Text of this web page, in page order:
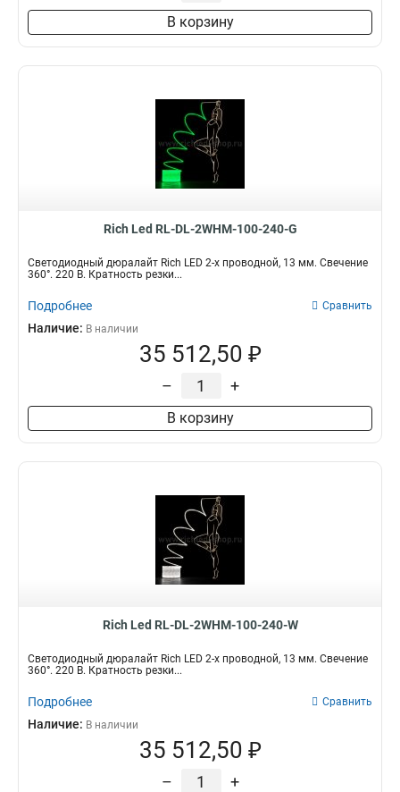
В корзину
Rich Led RL-DL-2WHM-100-240-G
Светодиодный дюралайт Rich LED 2-х проводной, 13 мм. Свечение
360°. 220 В. Кратность резки...
Подробнее Сравнить
Наличие: В наличии
35 512,50 ₽
– +
В корзину
Rich Led RL-DL-2WHM-100-240-W
Светодиодный дюралайт Rich LED 2-х проводной, 13 мм. Свечение
360°. 220 В. Кратность резки...
Подробнее Сравнить
Наличие: В наличии
35 512,50 ₽
– +